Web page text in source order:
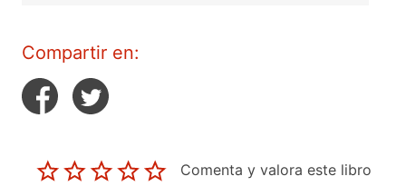
Compartir en:
Comenta y valora este libro